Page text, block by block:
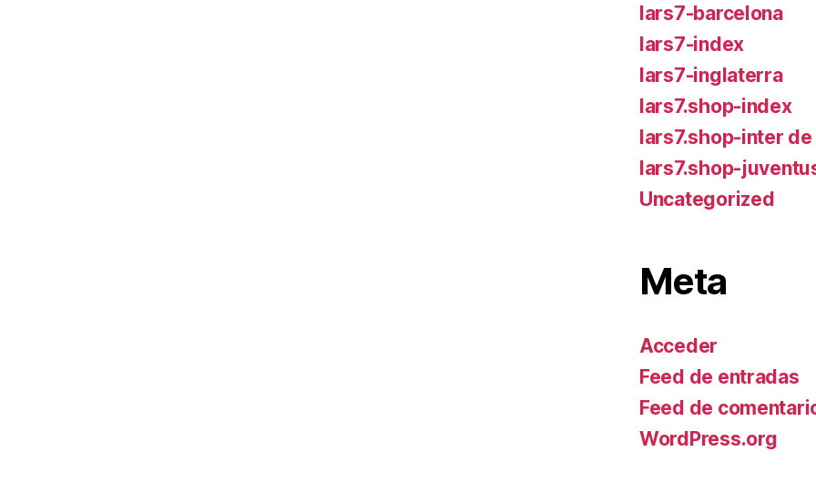
lars7-barcelona
lars7-index
lars7-inglaterra
lars7.shop-index
lars7.shop-inter de
lars7.shop-
Uncategorized
Meta
Acceder
Feed de entradas
Feed de
WordPress.org